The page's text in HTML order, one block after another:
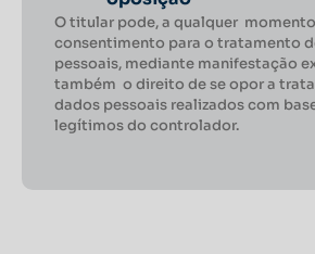
O titular pode, a qualquer
consentimento para o tratamento
pessoais, mediante manifestação
também o direito de se opor a
dados pessoais realizados com
legítimos do controlador.